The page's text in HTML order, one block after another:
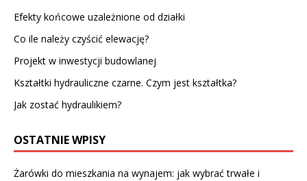
Efekty końcowe uzależnione od działki
Co ile należy czyścić elewację?
Projekt w inwestycji budowlanej
Kształtki hydrauliczne czarne. Czym jest kształtka?
Jak zostać hydraulikiem?
OSTATNIE WPISY
Żarówki do mieszkania na wynajem: jak wybrać trwałe i